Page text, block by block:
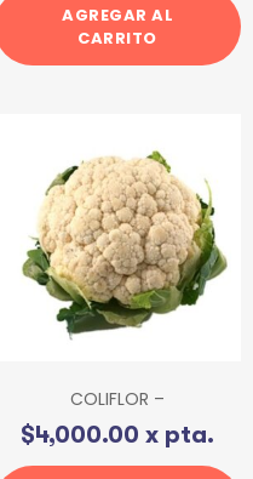
AGREGAR AL
CARRITO
COLIFLOR –
$4,000.00 x pta.